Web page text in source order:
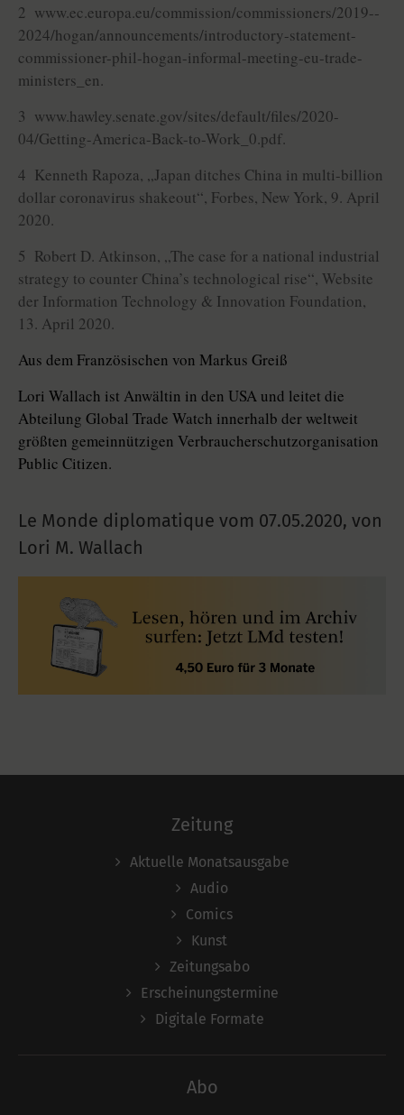
2 www.ec.europa.eu/commission/com­mis­sioners/­2019-­
2024/­hogan/announcements/introductory-statement-
commissioner-phil-hogan-informal-meeting-eu-trade-
ministers_en.
3 www.hawley.senate.gov/sites/default/files/2020-
04/Getting-America-Back-to-Work_0.pdf.
4 Kenneth Rapoza, „Japan ditches China in multi-billion
dollar coronavirus shakeout“, Forbes, New York, 9. April
2020.
5 Robert D. Atkinson, „The case for a national industrial
strategy to counter China’s technological rise“, Website
der Information Technology & Innovation Foun­da­tion,
13. April 2020.
Aus dem Französischen von Markus Greiß
Lori Wallach ist Anwältin in den USA und leitet die
Abteilung Global Trade Watch innerhalb der weltweit
größten gemeinnützigen Verbraucherschutzorganisation
Public Citizen.
Le Monde diplomatique vom 07.05.2020, von
Lori M. Wallach
Zeitung
Aktuelle Monatsausgabe
Audio
Comics
Kunst
Zeitungsabo
Erscheinungstermine
Digitale Formate
Abo